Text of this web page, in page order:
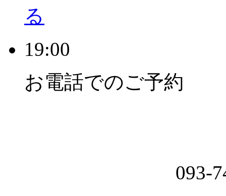
る
19:00
お電話でのご予約
093-